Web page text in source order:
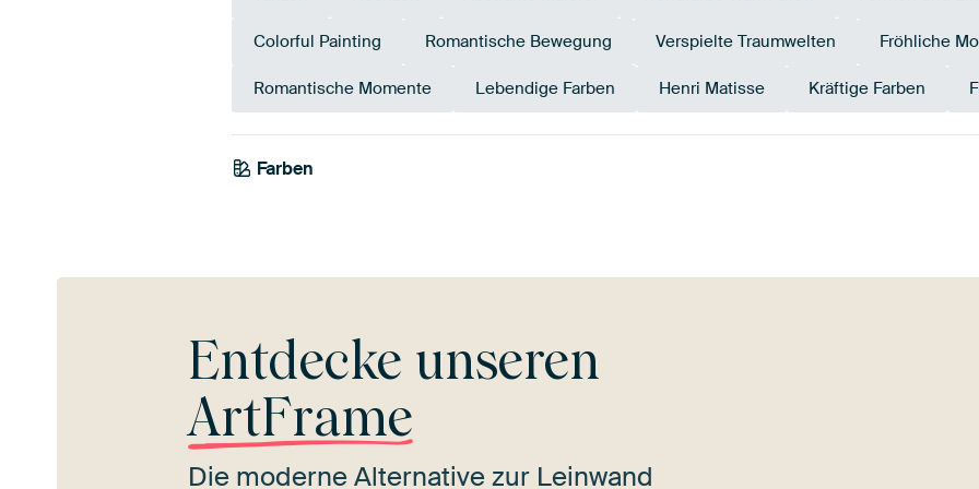
Colorful Painting Romantische Bewegung Verspielte Traumwelten Fröhliche
Romantische Momente Lebendige Farben Henri Matisse Kräftige Farben
Farben
Terrakotta
Entdecke unseren
ArtFrame
Die moderne Alternative zur Leinwand